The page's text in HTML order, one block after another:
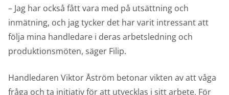
– Jag har också fått vara med på utsättning och
inmätning, och jag tycker det har varit intressant att
följa mina handledare i deras arbetsledning och
produktionsmöten, säger Filip.
Handledaren Viktor Åström betonar vikten av att våga
fråga och ta initiativ för att utvecklas i sitt arbete. För